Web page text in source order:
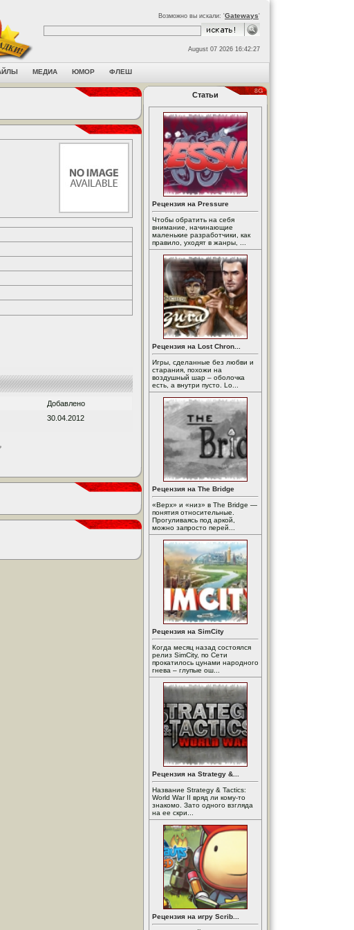
Возможно вы искали: 'Gateways'
August 07 2026 16:42:27
МЕДИА ЮМОР ФЛЕШ
Добавлено
30.04.2012
Статьи
Рецензия на Pressure
Чтобы обратить на себя
внимание, начинающие
маленькие разработчики, как
правило, уходят в жанры, ...
Рецензия на Lost Chron...
Игры, сделанные без любви и
старания, похожи на
воздушный шар – оболочка
есть, а внутри пусто. Lo...
Рецензия на The Bridge
«Верх» и «низ» в The Bridge —
понятия относительные.
Прогуливаясь под аркой,
можно запросто перей...
Рецензия на SimCity
Когда месяц назад состоялся
релиз SimCity, по Сети
прокатилось цунами народного
гнева – глупые ош...
Рецензия на Strategy &...
Название Strategy & Tactics:
World War II вряд ли кому-то
знакомо. Зато одного взгляда
на ее скри...
Рецензия на игру Scrib...